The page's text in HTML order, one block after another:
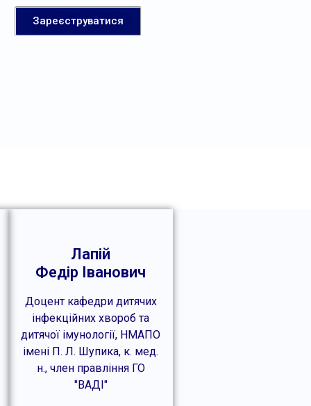
Зареєструватися
Лапій
Федір Іванович
Доцент кафедри дитячих
інфекційних хвороб та
дитячої імунології, НМАПО
імені П. Л. Шупика, к. мед.
н., член правління ГО
"ВАДІ"